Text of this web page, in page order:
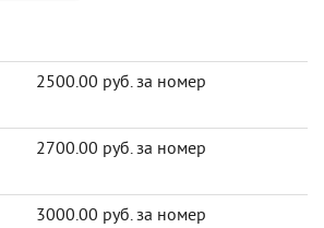
2500.00 руб. за номер
2700.00 руб. за номер
3000.00 руб. за номер